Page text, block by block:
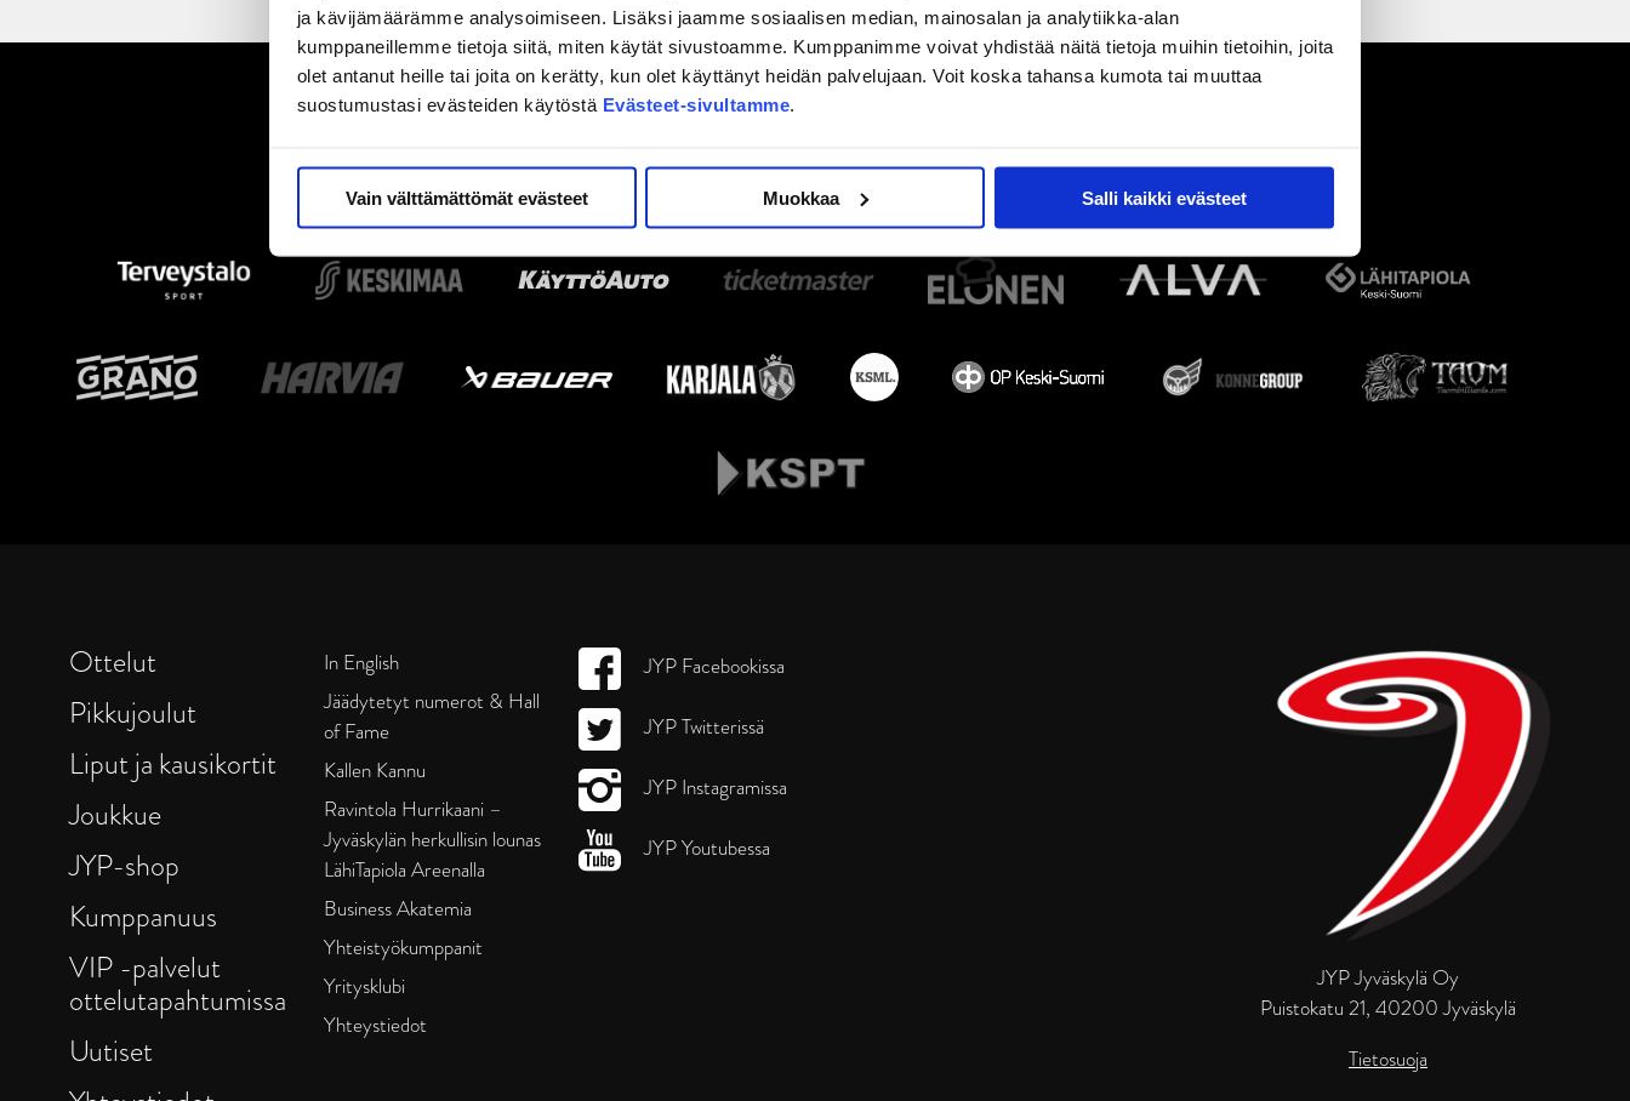
ja kävijämäärämme analysoimiseen. Lisäksi jaamme sosiaalisen median, mainosalan ja analytiikka-alan
kumppaneillemme tietoja siitä, miten käytät sivustoamme. Kumppanimme voivat yhdistää näitä tietoja muihin tietoihin, joita
olet antanut heille tai joita on kerätty, kun olet käyttänyt heidän palvelujaan. Voit koska tahansa kumota tai muuttaa
suostumustasi evästeiden käytöstä Evästeet-sivultamme.
Vain välttämättömät evästeet Muokkaa Salli kaikki evästeet
JYP Jyväskylä Oy
Puistokatu 21, 40200 Jyväskylä
Tietosuoja
Ottelut
Pikkujoulut
Liput ja kausikortit
Joukkue
JYP-shop
Kumppanuus
VIP -palvelut
ottelutapahtumissa
Uutiset
In English
Jäädytetyt numerot & Hall
of Fame
Kallen Kannu
Ravintola Hurrikaani –
Jyväskylän herkullisin lounas
LähiTapiola Areenalla
Business Akatemia
Yhteistyökumppanit
Yritysklubi
Yhteystiedot
JYP Facebookissa
JYP Twitterissä
JYP Instagramissa
JYP Youtubessa